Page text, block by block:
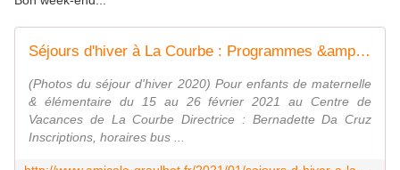
Séjours d'hiver à La Courbe : Programmes &amp; Infos - Le blog de : amicale-graulhet
(Photos du séjour d'hiver 2020) Pour enfants de maternelle
& élémentaire du 15 au 26 février 2021 au Centre de
Vacances de La Courbe Directrice : Bernadette Da Cruz
Inscriptions, horaires bus ...